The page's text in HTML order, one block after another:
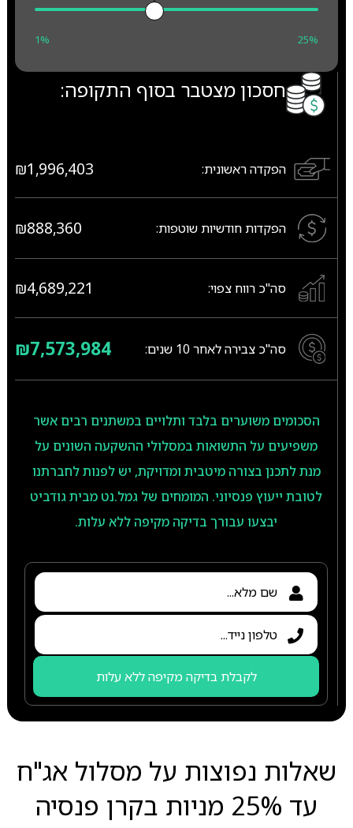
1% 25%
חסכון מצטבר בסוף התקופה:
הפקדה ראשונית: ₪1,996,403
הפקדות חודשיות שוטפות: ₪888,360
סה"כ רווח צפוי: ₪4,689,221
סה"כ צבירה לאחר 10 שנים: ₪7,573,984
הסכומים משוערים בלבד ותלויים במשתנים רבים אשר
משפיעים על התשואות במסלולי ההשקעה השונים על
מנת לתכנן בצורה מיטבית ומדויקת, יש לפנות לחברתנו
לטובת ייעוץ פנסיוני. המומחים של גמל.נט מבית גודביט
יבצעו עבורך בדיקה מקיפה ללא עלות.
לקבלת בדיקה מקיפה ללא עלות
שאלות נפוצות על מסלול אג"ח
עד 25% מניות בקרן פנסיה